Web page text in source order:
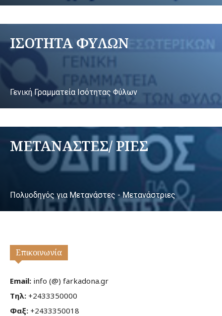
ΙΣΟΤΗΤΑ ΦΥΛΩΝ
Γενική Γραμματεία Ισότητας Φύλων
ΜΕΤΑΝΑΣΤΕΣ/ ΡΙΕΣ
Πολυοδηγός για Μετανάστες - Μετανάστριες
Επικοινωνία
Email: info (@) farkadona.gr
Τηλ: +2433350000
Φαξ: +2433350018